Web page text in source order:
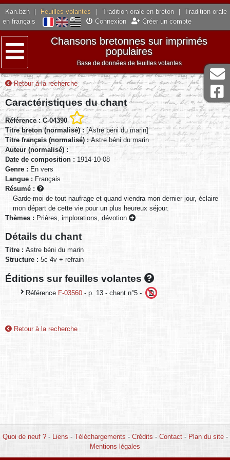
Kan.bzh Feuilles volantes Tradition orale en breton
Tradition orale
en français
Connexion Créer un compte
Menu
Chansons bretonnes sur imprimés
populaires
Base de données de feuilles volantes
Retour à la recherche
Caractéristiques du chant
Référence : C-04390
Titre breton (normalisé) :[Astre béni du marin]
Titre français (normalisé) :Astre béni du marin
Auteur (normalisé) :
Date de composition : 1914-10-08
Genre : En vers
Langue : Français
Résumé :
Garde-moi de tout naufrage et quand viendra mon dernier jour, éclaire
mon départ de cette vie pour un plus heureux séjour.
Thèmes : Prières, implorations, dévotion
Détails du chant
Titre : Astre béni du marin
Structure : 5c 4v + refrain
Éditions sur feuilles volantes
Référence F-03560 - p. 13 - chant n°5 -
Retour à la recherche
Quoi de neuf ?- Liens - Téléchargements - Crédits - Contact- Plan du site-
Mentions légales